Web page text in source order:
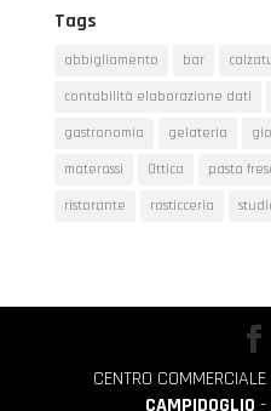
Tags
abbigliamento bar
contabilità elaborazione dati
gastronomia
gelateria
materassi
Ottica pasta
ristorante
rosticceria
CENTRO
CAMPIDOGLIO -